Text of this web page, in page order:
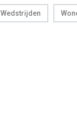
Wedstrijden